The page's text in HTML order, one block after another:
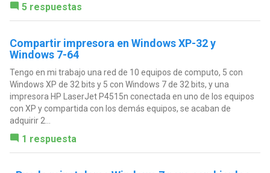
5 respuestas
Compartir impresora en Windows XP-32 y
Windows 7-64
Tengo en mi trabajo una red de 10 equipos de computo, 5 con
Windows XP de 32 bits y 5 con Windows 7 de 32 bits, y una
impresora HP LaserJet P4515n conectada en uno de los equipos
con XP y compartida con los demás equipos, se acaban de
adquirir 2...
1 respuesta